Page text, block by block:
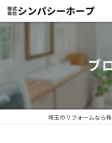
ブ
埼玉のリフォームなら